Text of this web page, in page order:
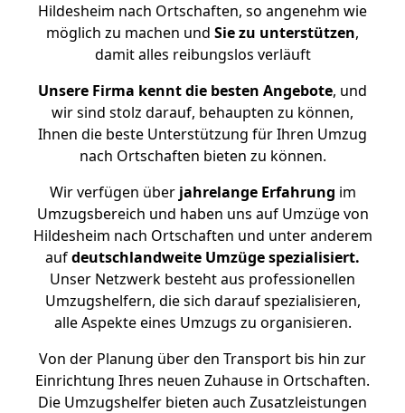
Hildesheim nach Ortschaften, so angenehm wie
möglich zu machen und Sie zu unterstützen,
damit alles reibungslos verläuft
Unsere Firma kennt die besten Angebote, und
wir sind stolz darauf, behaupten zu können,
Ihnen die beste Unterstützung für Ihren Umzug
nach Ortschaften bieten zu können.
Wir verfügen überjahrelange Erfahrung im
Umzugsbereich und haben uns auf Umzüge von
Hildesheim nach Ortschaften und unter anderem
aufdeutschlandweite Umzüge spezialisiert.
Unser Netzwerk besteht aus professionellen
Umzugshelfern, die sich darauf spezialisieren,
alle Aspekte eines Umzugs zu organisieren.
Von der Planung über den Transport bis hin zur
Einrichtung Ihres neuen Zuhause in Ortschaften.
Die Umzugshelfer bieten auch Zusatzleistungen